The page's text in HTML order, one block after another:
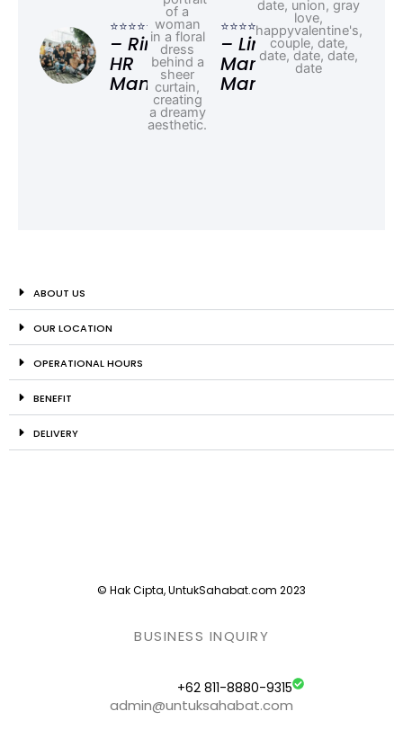
⭐⭐⭐⭐⭐
– Rina,
HR
Manager
⭐⭐⭐⭐⭐
– Linda,
Marketing
Manager
ABOUT US
OUR LOCATION
OPERATIONAL HOURS
BENEFIT
DELIVERY
© Hak Cipta, UntukSahabat.com 2023
BUSINESS INQUIRY
+62 811-8880-9315
admin@untuksahabat.com